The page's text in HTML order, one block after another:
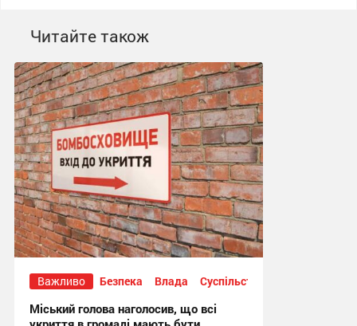
Читайте також
Важливо Безпека Влада Суспільство
Міський голова наголосив, що всі